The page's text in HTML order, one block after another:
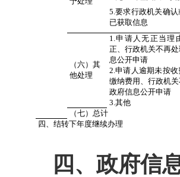
5.要求行政机关确
已获取信息
（六）其
他处理
1.申请人无正当理
正、行政机关不再
息公开申请
2.申请人逾期未按
缴纳费用、行政机
政府信息公开申请
3.其他
（七）总计
四、结转下年度继续办理
四、政府信